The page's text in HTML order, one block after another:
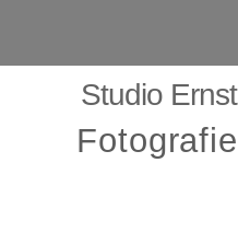
Studio Ernst
Fotografie